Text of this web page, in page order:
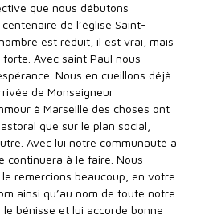
que nous débutons
de l’église Saint-
est réduit, il est vrai, mais
Avec saint Paul nous
Nous en cueillons déjà
de Monseigneur
à Marseille des choses ont
que sur le plan social,
Avec lui notre communauté a
continuera à le faire. Nous
remercions beaucoup, en votre
ainsi qu’au nom de toute notre
le bénisse et lui accorde bonne